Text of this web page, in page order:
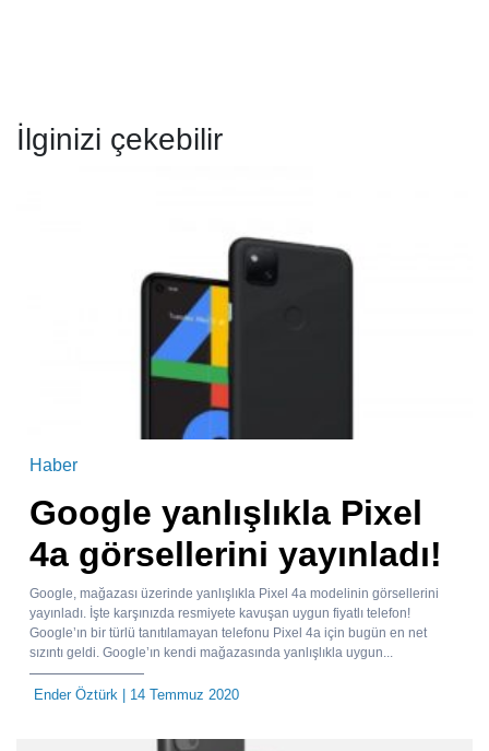
İlginizi çekebilir
Haber
Google yanlışlıkla Pixel
4a görsellerini yayınladı!
Google, mağazası üzerinde yanlışlıkla Pixel 4a modelinin görsellerini
yayınladı. İşte karşınızda resmiyete kavuşan uygun fiyatlı telefon!
Google’ın bir türlü tanıtılamayan telefonu Pixel 4a için bugün en net
sızıntı geldi. Google’ın kendi mağazasında yanlışlıkla uygun...
Ender Öztürk | 14 Temmuz 2020